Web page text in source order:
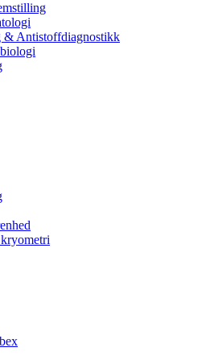
Antistoffdiagnostikk